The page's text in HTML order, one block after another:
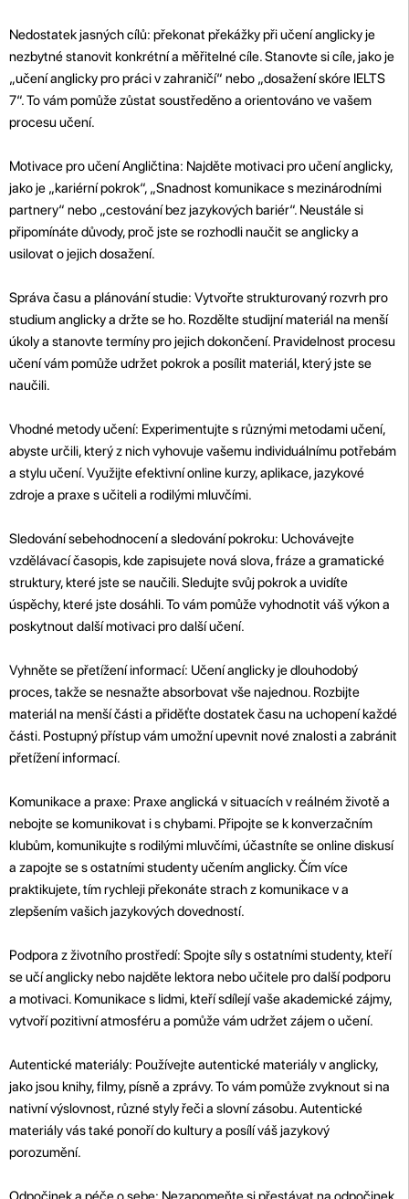
Nedostatek jasných cílů: překonat překážky při učení anglicky je
nezbytné stanovit konkrétní a měřitelné cíle. Stanovte si cíle, jako je
„učení anglicky pro práci v zahraničí“ nebo „dosažení skóre IELTS
7“. To vám pomůže zůstat soustředěno a orientováno ve vašem
procesu učení.
Motivace pro učení Angličtina: Najděte motivaci pro učení anglicky,
jako je „kariérní pokrok“, „Snadnost komunikace s mezinárodními
partnery“ nebo „cestování bez jazykových bariér“. Neustále si
připomínáte důvody, proč jste se rozhodli naučit se anglicky a
usilovat o jejich dosažení.
Správa času a plánování studie: Vytvořte strukturovaný rozvrh pro
studium anglicky a držte se ho. Rozdělte studijní materiál na menší
úkoly a stanovte termíny pro jejich dokončení. Pravidelnost procesu
učení vám pomůže udržet pokrok a posílit materiál, který jste se
naučili.
Vhodné metody učení: Experimentujte s různými metodami učení,
abyste určili, který z nich vyhovuje vašemu individuálnímu potřebám
a stylu učení. Využijte efektivní online kurzy, aplikace, jazykové
zdroje a praxe s učiteli a rodilými mluvčími.
Sledování sebehodnocení a sledování pokroku: Uchovávejte
vzdělávací časopis, kde zapisujete nová slova, fráze a gramatické
struktury, které jste se naučili. Sledujte svůj pokrok a uvidíte
úspěchy, které jste dosáhli. To vám pomůže vyhodnotit váš výkon a
poskytnout další motivaci pro další učení.
Vyhněte se přetížení informací: Učení anglicky je dlouhodobý
proces, takže se nesnažte absorbovat vše najednou. Rozbijte
materiál na menší části a přiděťte dostatek času na uchopení každé
části. Postupný přístup vám umožní upevnit nové znalosti a zabránit
přetížení informací.
Komunikace a praxe: Praxe anglická v situacích v reálném životě a
nebojte se komunikovat i s chybami. Připojte se k konverzačním
klubům, komunikujte s rodilými mluvčími, účastníte se online diskusí
a zapojte se s ostatními studenty učením anglicky. Čím více
praktikujete, tím rychleji překonáte strach z komunikace v a
zlepšením vašich jazykových dovedností.
Podpora z životního prostředí: Spojte síly s ostatními studenty, kteří
se učí anglicky nebo najděte lektora nebo učitele pro další podporu
a motivaci. Komunikace s lidmi, kteří sdílejí vaše akademické zájmy,
vytvoří pozitivní atmosféru a pomůže vám udržet zájem o učení.
Autentické materiály: Používejte autentické materiály v anglicky,
jako jsou knihy, filmy, písně a zprávy. To vám pomůže zvyknout si na
nativní výslovnost, různé styly řeči a slovní zásobu. Autentické
materiály vás také ponoří do kultury a posílí váš jazykový
porozumění.